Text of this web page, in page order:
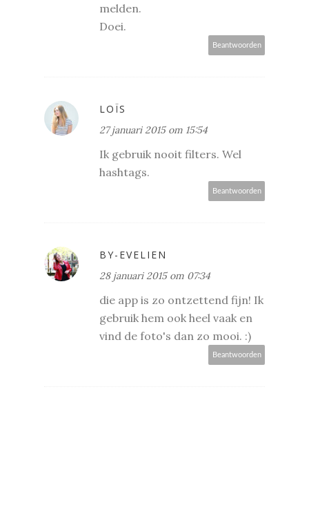
melden.
Doei.
Beantwoorden
LOÏS
27 januari 2015 om 15:54
Ik gebruik nooit filters. Wel
hashtags.
Beantwoorden
BY-EVELIEN
28 januari 2015 om 07:34
die app is zo ontzettend fijn! Ik
gebruik hem ook heel vaak en
vind de foto's dan zo mooi. :)
Beantwoorden